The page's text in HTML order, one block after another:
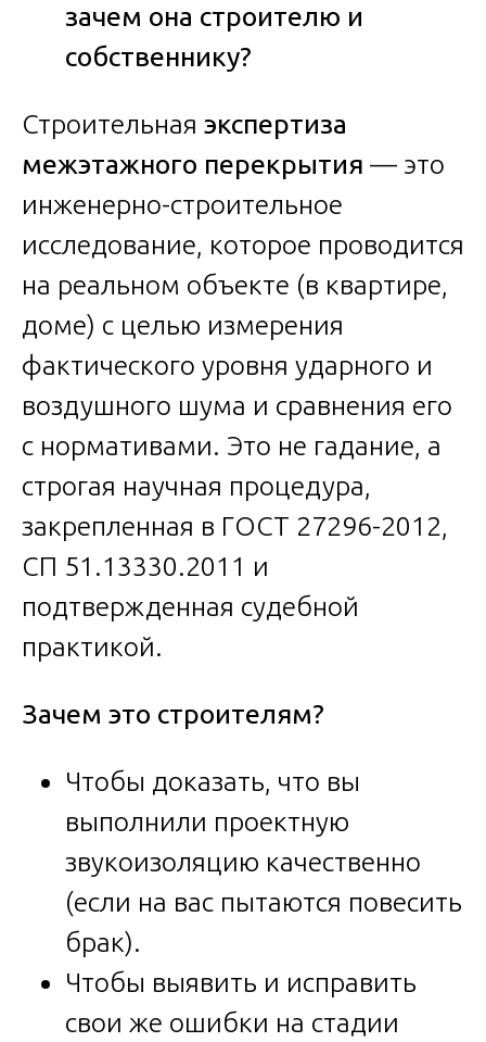
зачем она строителю и
собственнику?
Строительная экспертиза
межэтажного перекрытия — это
инженерно-строительное
исследование, которое проводится
на реальном объекте (в квартире,
доме) с целью измерения
фактического уровня ударного и
воздушного шума и сравнения его
с нормативами. Это не гадание, а
строгая научная процедура,
закрепленная в ГОСТ 27296-2012,
СП 51.13330.2011 и
подтвержденная судебной
практикой.
Зачем это строителям?
Чтобы доказать, что вы
выполнили проектную
звукоизоляцию качественно
(если на вас пытаются повесить
брак).
Чтобы выявить и исправить
свои же ошибки на стадии